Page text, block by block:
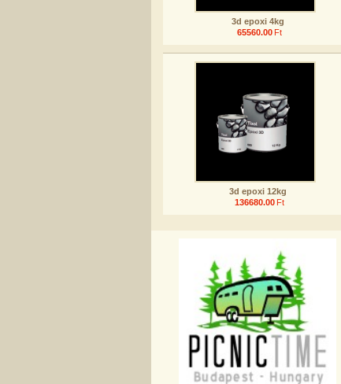
3d epoxi 4kg
65560.00 Ft
3d epoxi 12kg
136680.00 Ft